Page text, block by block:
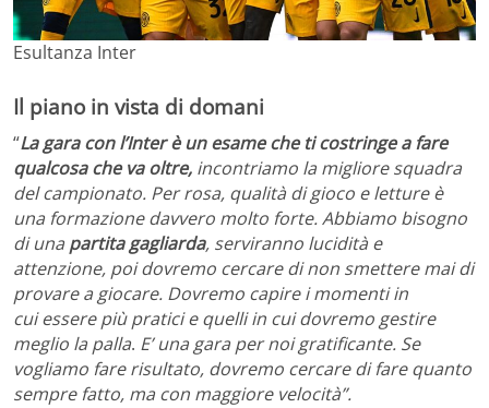
Esultanza Inter
Il piano in vista di domani
“La gara con l’Inter è un esame che ti costringe a fare
qualcosa che va oltre, incontriamo la migliore squadra
del campionato. Per rosa, qualità di gioco e letture è
una formazione davvero molto forte. Abbiamo bisogno
di una partita gagliarda, serviranno lucidità e
attenzione, poi dovremo cercare di non smettere mai di
provare a giocare. Dovremo capire i momenti in
cui essere più pratici e quelli in cui dovremo gestire
meglio la palla. E’ una gara per noi gratificante. Se
vogliamo fare risultato, dovremo cercare di fare quanto
sempre fatto, ma con maggiore velocità”.